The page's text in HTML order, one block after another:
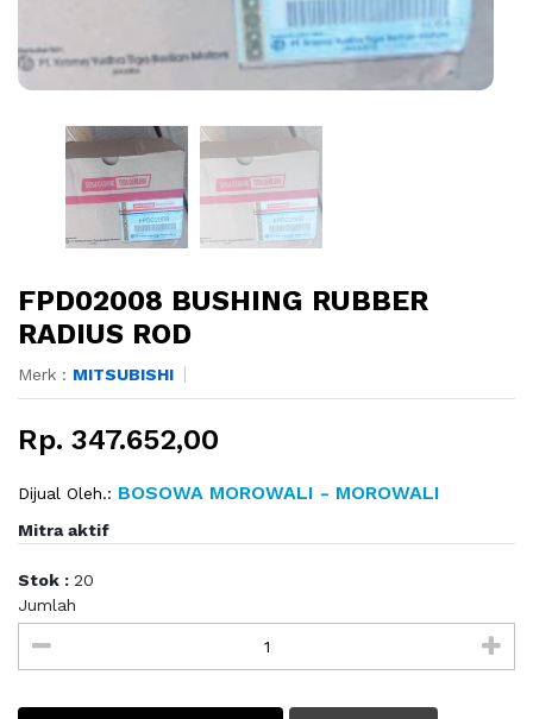
FPD02008 BUSHING RUBBER
RADIUS ROD
Merk : MITSUBISHI
Rp. 347.652,00
Dijual Oleh.: BOSOWA MOROWALI - MOROWALI
Mitra aktif
Stok : 20
Jumlah